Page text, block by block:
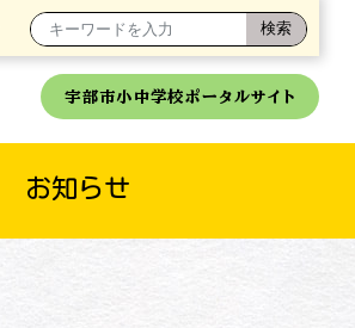
宇部市小中学校ポータルサイト
お知らせ